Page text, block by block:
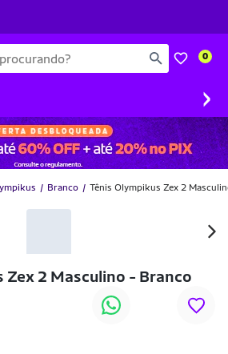
0
›
Branco Tênis Olympikus Zex 2
Zex 2 Masculino - Branco
-15% OFF